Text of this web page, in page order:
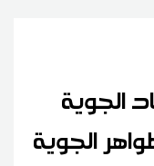
الجوية
الجوية